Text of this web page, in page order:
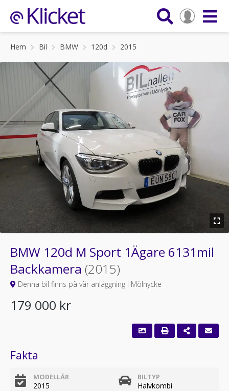
Hem Bil BMW 120d 2015
BMW 120d M Sport 1Ägare 6131mil
Backkamera (2015)
Denna bil finns på vår anläggning i Mölnycke
179 000 kr
Fakta
MODELLÅR
2015
BILTYP
Halvkombi